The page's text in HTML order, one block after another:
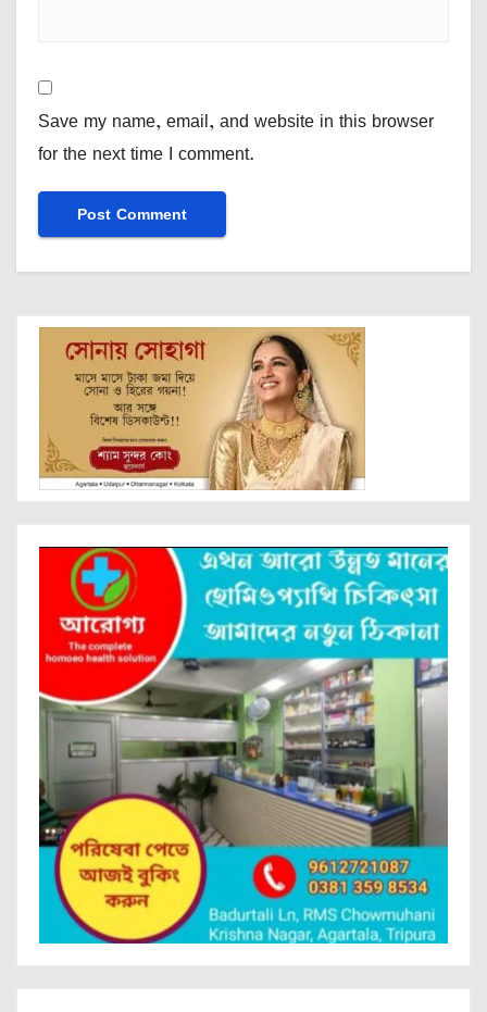
Save my name, email, and website in this browser
for the next time I comment.